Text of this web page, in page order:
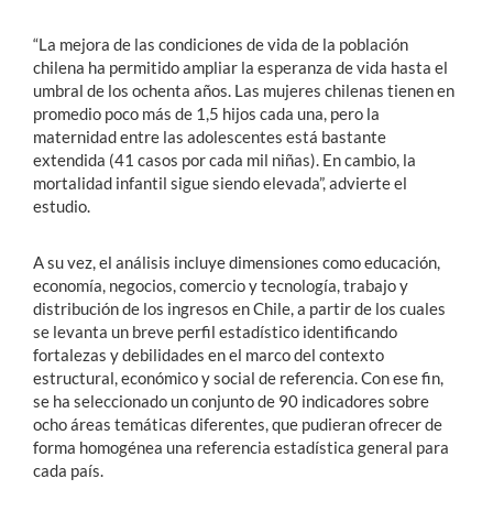
“La mejora de las condiciones de vida de la población
chilena ha permitido ampliar la esperanza de vida hasta el
umbral de los ochenta años. Las mujeres chilenas tienen en
promedio poco más de 1,5 hijos cada una, pero la
maternidad entre las adolescentes está bastante
extendida (41 casos por cada mil niñas). En cambio, la
mortalidad infantil sigue siendo elevada”, advierte el
estudio.
A su vez, el análisis incluye dimensiones como educación,
economía, negocios, comercio y tecnología, trabajo y
distribución de los ingresos en Chile, a partir de los cuales
se levanta un breve perfil estadístico identificando
fortalezas y debilidades en el marco del contexto
estructural, económico y social de referencia. Con ese fin,
se ha seleccionado un conjunto de 90 indicadores sobre
ocho áreas temáticas diferentes, que pudieran ofrecer de
forma homogénea una referencia estadística general para
cada país.